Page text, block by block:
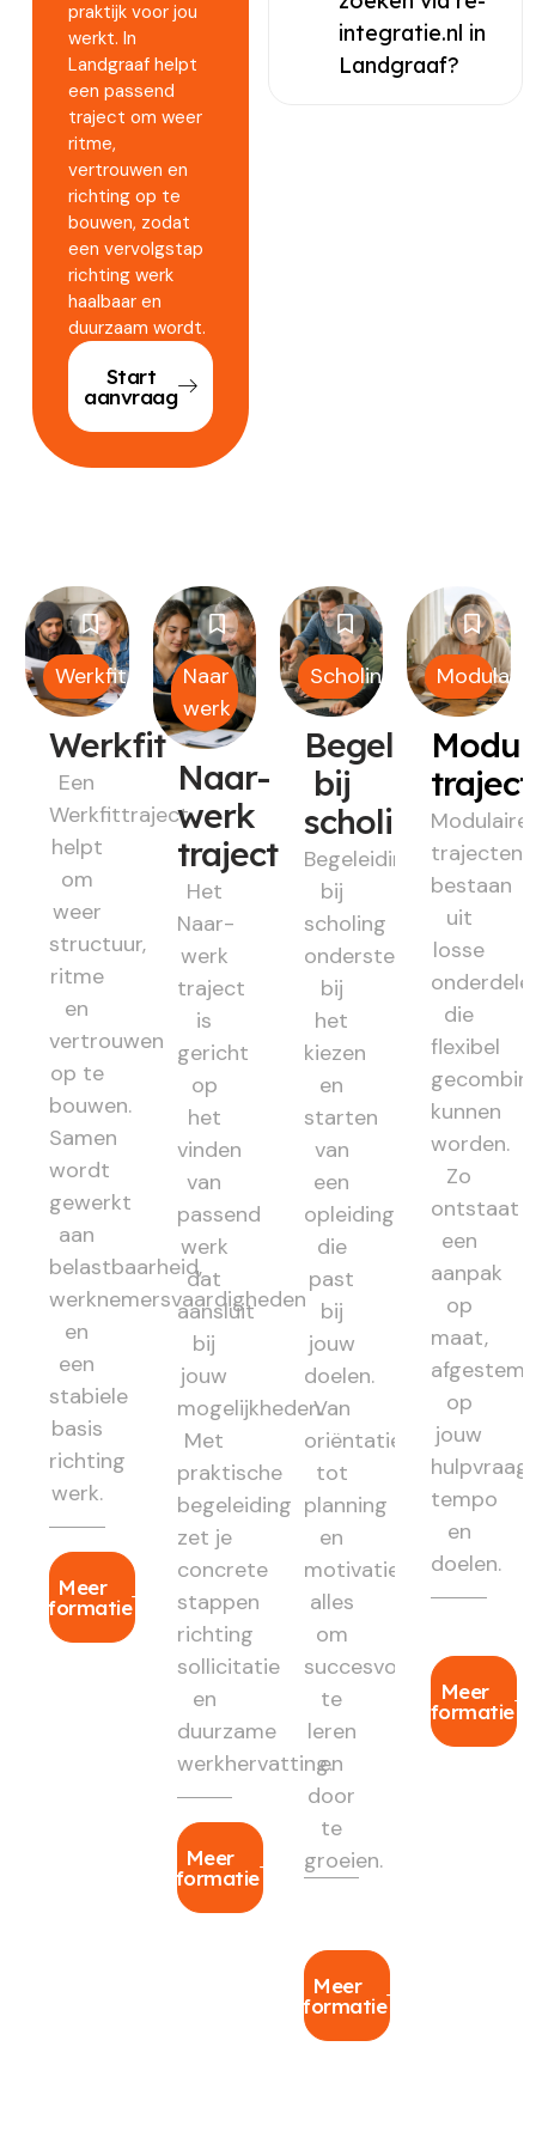
praktijk voor jou
werkt. In
Landgraaf helpt
een passend
traject om weer
ritme,
vertrouwen en
richting op te
bouwen, zodat
een vervolgstap
richting werk
haalbaar en
duurzaam wordt.
Start
aanvraag
integratie.nl in
Landgraaf?
Werkfit
Werkfit
Een
Werkfittraject
helpt
om
weer
structuur,
ritme
en
vertrouwen
op te
bouwen.
Samen
wordt
gewerkt
aan
belastbaarheid,
werknemersvaardigheden
en
een
stabiele
basis
richting
werk.
Meer
informatie
Naar
werk
Naar-
werk
traject
Het
Naar-
werk
traject
is
gericht
op
het
vinden
van
passend
werk
dat
aansluit
bij
jouw
mogelijkheden.
Met
praktische
begeleiding
zet je
concrete
stappen
richting
sollicitatie
en
duurzame
werkhervatting.
Meer
informatie
Scholing
Begeleiding
bij
scholing
Begeleiding
bij
scholing
ondersteunt
bij
het
kiezen
en
starten
van
een
opleiding
die
past
bij
jouw
doelen.
Van
oriëntatie
tot
planning
en
motivatie:
alles
om
succesvol
te
leren
en
door
te
groeien.
Meer
informatie
Modulair
Modulaire
trajecten
bestaan
uit
losse
die
flexibel
kunnen
worden.
Zo
ontstaat
een
aanpak
op
maat,
op
jouw
hulpvraag,
tempo
en
doelen.
Meer
informatie